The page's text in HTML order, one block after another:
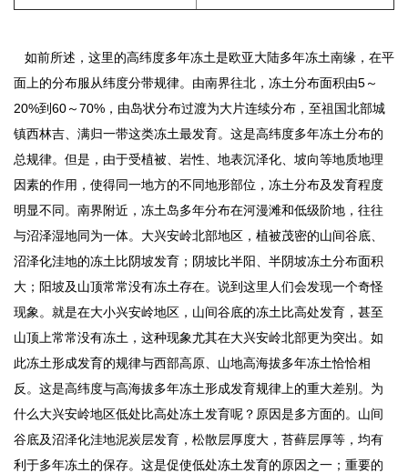
如前所述，这里的高纬度多年冻土是欧亚大陆多年冻土南缘，在平
面上的分布服从纬度分带规律。由南界往北，冻土分布面积由5～
20%到60～70%，由岛状分布过渡为大片连续分布，至祖国北部城
镇西林吉、满归一带这类冻土最发育。这是高纬度多年冻土分布的
总规律。但是，由于受植被、岩性、地表沉泽化、坡向等地质地理
因素的作用，使得同一地方的不同地形部位，冻土分布及发育程度
明显不同。南界附近，冻土岛多年分布在河漫滩和低级阶地，往往
与沼泽湿地同为一体。大兴安岭北部地区，植被茂密的山间谷底、
沼泽化洼地的冻土比阴坡发育；阴坡比半阳、半阴坡冻土分布面积
大；阳坡及山顶常常没有冻土存在。说到这里人们会发现一个奇怪
现象。就是在大小兴安岭地区，山间谷底的冻土比高处发育，甚至
山顶上常常没有冻土，这种现象尤其在大兴安岭北部更为突出。如
此冻土形成发育的规律与西部高原、山地高海拔多年冻土恰恰相
反。这是高纬度与高海拔多年冻土形成发育规律上的重大差别。为
什么大兴安岭地区低处比高处冻土发育呢？原因是多方面的。山间
谷底及沼泽化洼地泥炭层发育，松散层厚度大，苔藓层厚等，均有
利于多年冻土的保存。这是促使低处冻土发育的原因之一；重要的